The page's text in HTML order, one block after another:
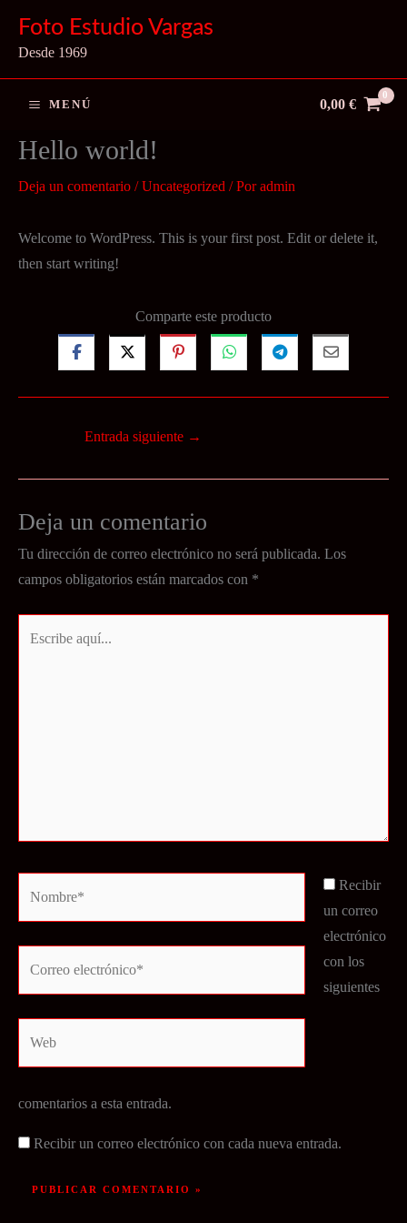
contenido
Foto Estudio Vargas
Desde 1969
MENÚ 0,00 €
Hello world!
Deja un comentario /Uncategorized / Poradmin
Welcome to WordPress. This is your first post. Edit or delete it,
then start writing!
Comparte este producto
Entrada siguiente →
Deja un comentario
Tu dirección de correo electrónico no será publicada. Los
campos obligatorios están marcados con *
Recibir
un correo
electrónico
con los
siguientes
comentarios a esta entrada.
Recibir un correo electrónico con cada nueva entrada.